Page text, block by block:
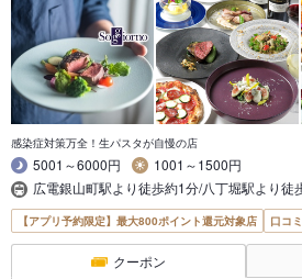
感染症対策万全！生パスタが自慢の店
5001～6000円
1001～1500円
広電銀山町駅より徒歩約1分/八丁堀駅より
【アプリ予約限定】最大800ポイント還元対象店 口コ
クーポン